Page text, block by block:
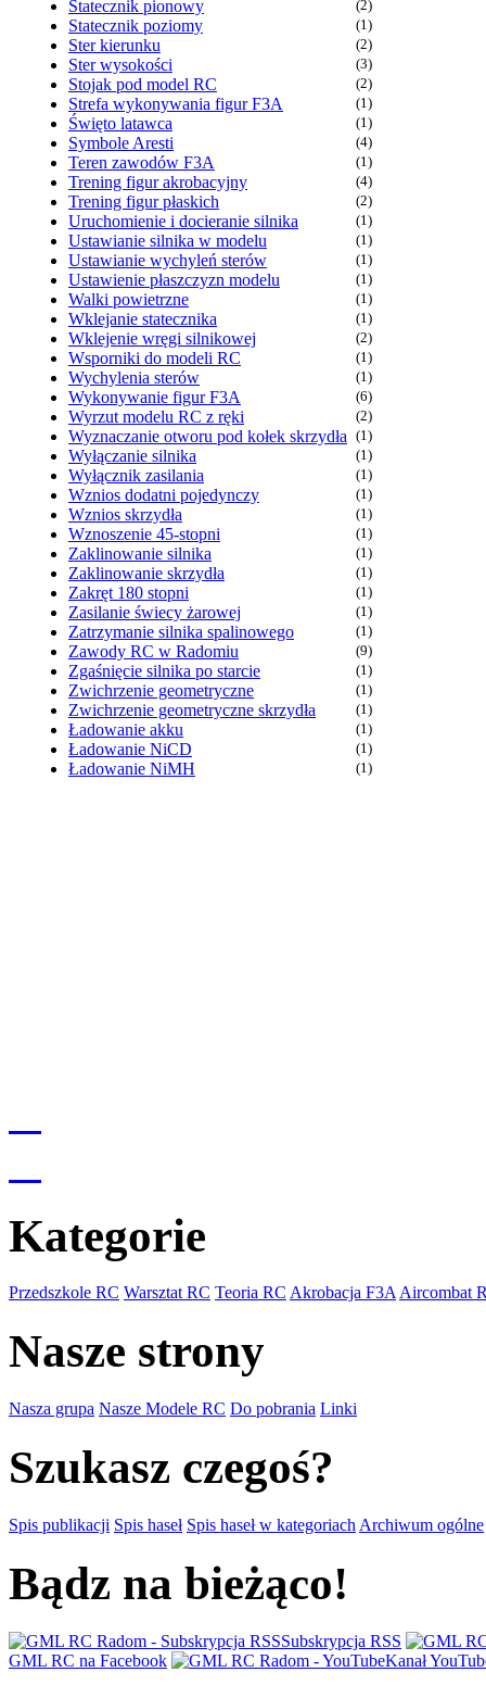
Statecznik pionowy (2)
Statecznik poziomy (1)
Ster kierunku (2)
Ster wysokości (3)
Stojak pod model RC (2)
Strefa wykonywania figur F3A (1)
Święto latawca (1)
Symbole Aresti (4)
Teren zawodów F3A (1)
Trening figur akrobacyjny (4)
Trening figur płaskich (2)
Uruchomienie i docieranie silnika (1)
Ustawianie silnika w modelu (1)
Ustawianie wychyleń sterów (1)
Ustawienie płaszczyzn modelu (1)
Walki powietrzne (1)
Wklejanie statecznika (1)
Wklejenie wręgi silnikowej (2)
Wsporniki do modeli RC (1)
Wychylenia sterów (1)
Wykonywanie figur F3A (6)
Wyrzut modelu RC z ręki (2)
Wyznaczanie otworu pod kołek skrzydła (1)
Wyłączanie silnika (1)
Wyłącznik zasilania (1)
Wznios dodatni pojedynczy (1)
Wznios skrzydła (1)
Wznoszenie 45-stopni (1)
Zaklinowanie silnika (1)
Zaklinowanie skrzydła (1)
Zakręt 180 stopni (1)
Zasilanie świecy żarowej (1)
Zatrzymanie silnika spalinowego (1)
Zawody RC w Radomiu (9)
Zgaśnięcie silnika po starcie (1)
Zwichrzenie geometryczne (1)
Zwichrzenie geometryczne skrzydła (1)
Ładowanie akku (1)
Ładowanie NiCD (1)
Ładowanie NiMH (1)
Kategorie
Przedszkole RC Warsztat RC Teoria RC Akrobacja F3AAircombat
Nasze strony
Nasza grupa Nasze Modele RC Do pobrania Linki
Szukasz czegoś?
Spis publikacji Spis haseł Spis haseł w kategoriach Archiwum ogólne
Bądz na bieżąco!
Subskrypcja RSS
GML RC na Facebook
Kanał